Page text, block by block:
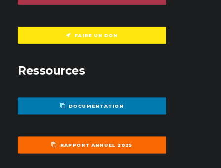
FAIRE UN DON
Ressources
DOCUMENTATION
RAPPORT ANNUEL 2025